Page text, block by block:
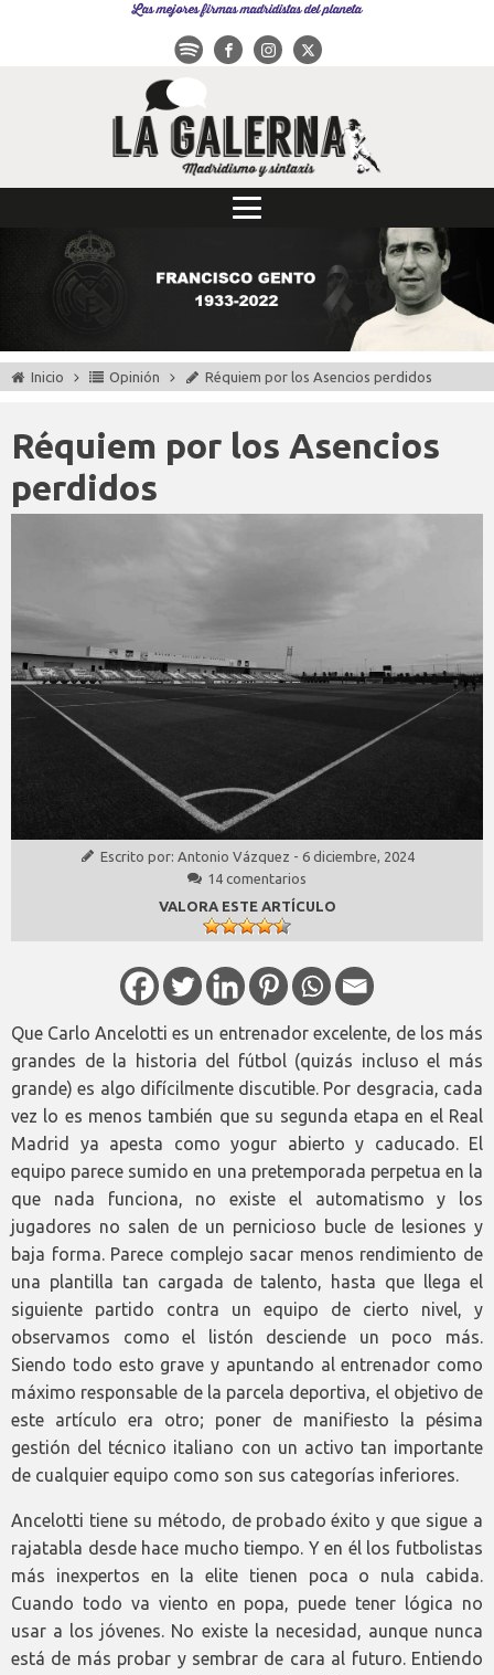
Las mejores firmas madridistas del planeta
Inicio Opinión Réquiem por los Asencios perdidos
Réquiem por los Asencios
perdidos
Escrito por: Antonio Vázquez - 6 diciembre, 2024
14 comentarios
VALORA ESTE ARTÍCULO
Que Carlo Ancelotti es un entrenador excelente, de los más
grandes de la historia del fútbol (quizás incluso el más
grande) es algo difícilmente discutible. Por desgracia, cada
vez lo es menos también que su segunda etapa en el Real
Madrid ya apesta como yogur abierto y caducado. El
equipo parece sumido en una pretemporada perpetua en la
que nada funciona, no existe el automatismo y los
jugadores no salen de un pernicioso bucle de lesiones y
baja forma. Parece complejo sacar menos rendimiento de
una plantilla tan cargada de talento, hasta que llega el
siguiente partido contra un equipo de cierto nivel, y
observamos como el listón desciende un poco más.
Siendo todo esto grave y apuntando al entrenador como
máximo responsable de la parcela deportiva, el objetivo de
este artículo era otro; poner de manifiesto la pésima
gestión del técnico italiano con un activo tan importante
de cualquier equipo como son sus categorías inferiores.
Ancelotti tiene su método, de probado éxito y que sigue a
rajatabla desde hace mucho tiempo. Y en él los futbolistas
más inexpertos en la elite tienen poca o nula cabida.
Cuando todo va viento en popa, puede tener lógica no
usar a los jóvenes. No existe la necesidad, aunque nunca
está de más probar y sembrar de cara al futuro. Entiendo